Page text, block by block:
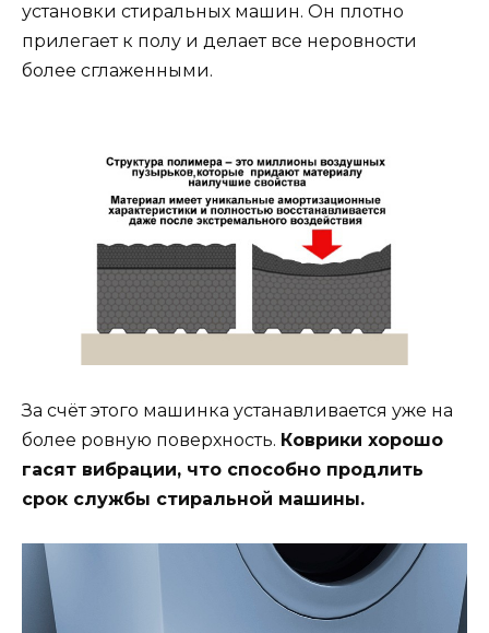
установки стиральных машин. Он плотно
прилегает к полу и делает все неровности
более сглаженными.
За счёт этого машинка устанавливается уже на
более ровную поверхность. Коврики хорошо
гасят вибрации, что способно продлить
срок службы стиральной машины.